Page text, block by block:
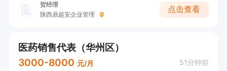
贺经理
陕西鼎超安企业管理
点击查看
医药销售代表（华州区）
3000-8000 元/月 51分钟前